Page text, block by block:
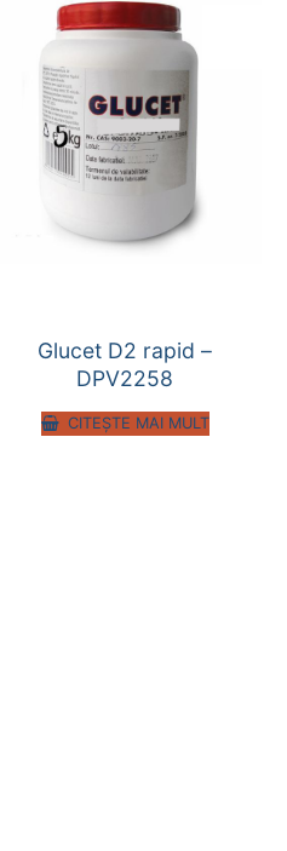
Glucet D2 rapid –
DPV2258
CITEȘTE MAI MULT